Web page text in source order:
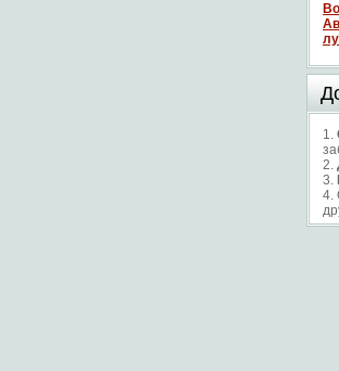
1.
2.
3.
4.